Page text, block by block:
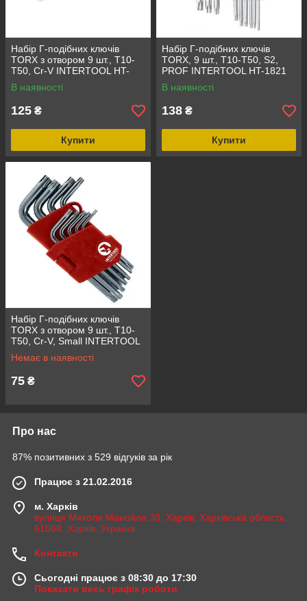
Набір Г-подібних ключів
TORX з отвором 9 шт., Т10-
Т50, Cr-V INTERTOOL HT-
0604
В наявності
125 ₴
Купити
Набір Г-подібних ключів
TORX, 9 шт., Т10-Т50, S2,
PROF INTERTOOL HT-1821
В наявності
138 ₴
Купити
Набір Г-подібних ключів
TORX з отвором 9 шт., Т10-
Т50, Cr-V, Small INTERTOOL
HT-1831
Немає в наявності
75 ₴
Про нас
87% позитивних з 529 відгуків за рік
Працює з 21.02.2016
м. Харків
вулиця Миколи Манойла 38, Харків, Харківська область,
61068, Харків, Україна
Контакти
Сьогодні працює з 08:30 до 17:30
Показати весь графік роботи